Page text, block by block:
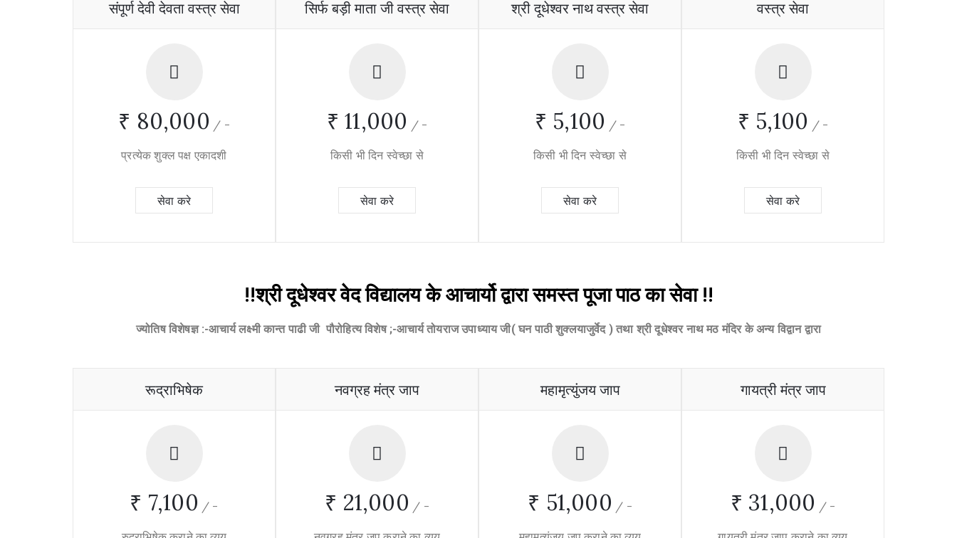
संपूर्ण देवी देवता वस्त्र सेवा
₹ 80,000 / -
प्रत्येक शुक्ल पक्ष एकादशी
सेवा करे
सिर्फ बड़ी माता जी वस्त्र सेवा
₹ 11,000 / -
किसी भी दिन स्वेच्छा से
सेवा करे
श्री दूधेश्वर नाथ वस्त्र सेवा
₹ 5,100 / -
किसी भी दिन स्वेच्छा से
सेवा करे
वस्त्र सेवा
₹ 5,100 / -
किसी भी दिन स्वेच्छा से
सेवा करे
!!श्री दूधेश्वर वेद विद्यालय के आचार्यो द्वारा समस्त पूजा पाठ का सेवा !!
ज्योतिष विशेषज्ञ :-आचार्य लक्ष्मी कान्त पाढी जी पौरोहित्य विशेष ;-आचार्य तोयराज उपाध्याय जी( घन पाठी शुक्लयाजुर्वेद ) तथा श्री दूधेश्वर नाथ मठ मंदिर के अन्य विद्वान द्वारा
रूद्राभिषेक
₹ 7,100 / -
नवग्रह मंत्र जाप
₹ 21,000 / -
महामृत्युंजय जाप
₹ 51,000 / -
गायत्री मंत्र जाप
₹ 31,000 / -